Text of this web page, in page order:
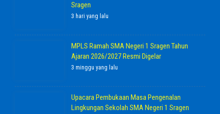
Sragen
3 hari yang lalu
MPLS Ramah SMA Negeri 1 Sragen Tahun
Ajaran 2026/2027 Resmi Digelar
3 minggu yang lalu
Upacara Pembukaan Masa Pengenalan
Lingkungan Sekolah SMA Negeri 1 Sragen